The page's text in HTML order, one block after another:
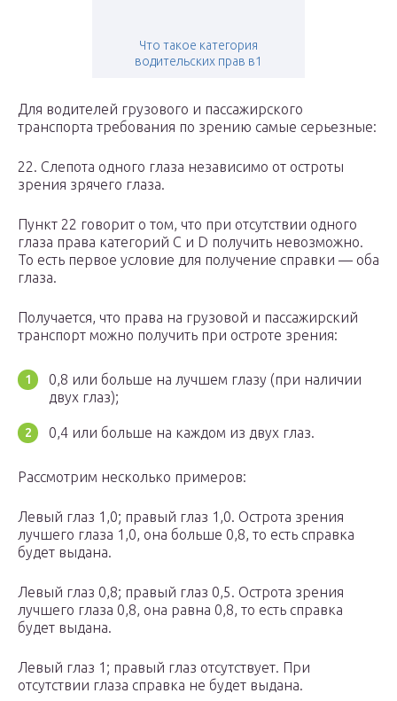
Что такое категория
водительских прав в1
Для водителей грузового и пассажирского
транспорта требования по зрению самые серьезные:
22. Слепота одного глаза независимо от остроты
зрения зрячего глаза.
Пункт 22 говорит о том, что при отсутствии одного
глаза права категорий C и D получить невозможно.
То есть первое условие для получение справки — оба
глаза.
Получается, что права на грузовой и пассажирский
транспорт можно получить при остроте зрения:
0,8 или больше на лучшем глазу (при наличии
двух глаз);
0,4 или больше на каждом из двух глаз.
Рассмотрим несколько примеров:
Левый глаз 1,0; правый глаз 1,0. Острота зрения
лучшего глаза 1,0, она больше 0,8, то есть справка
будет выдана.
Левый глаз 0,8; правый глаз 0,5. Острота зрения
лучшего глаза 0,8, она равна 0,8, то есть справка
будет выдана.
Левый глаз 1; правый глаз отсутствует. При
отсутствии глаза справка не будет выдана.